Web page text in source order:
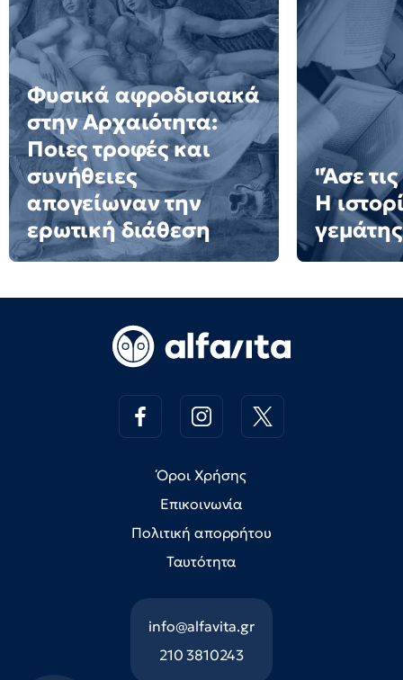
Φυσικά αφροδισιακά
στην Αρχαιότητα:
Ποιες τροφές και
συνήθειες
απογείωναν την
ερωτική διάθεση
"Άσε
Η
Όροι Χρήσης
Επικοινωνία
Πολιτική απορρήτου
Ταυτότητα
info@alfavita.gr
210 3810243